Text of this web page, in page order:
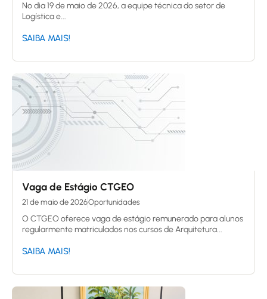
No dia 19 de maio de 2026, a equipe técnica do setor de
Logística e...
SAIBA MAIS!
Vaga de Estágio CTGEO
21 de maio de 2026Oportunidades
O CTGEO oferece vaga de estágio remunerado para alunos
regularmente matriculados nos cursos de Arquitetura...
SAIBA MAIS!